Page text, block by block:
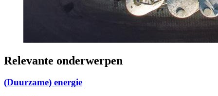
Relevante onderwerpen
(Duurzame) energie